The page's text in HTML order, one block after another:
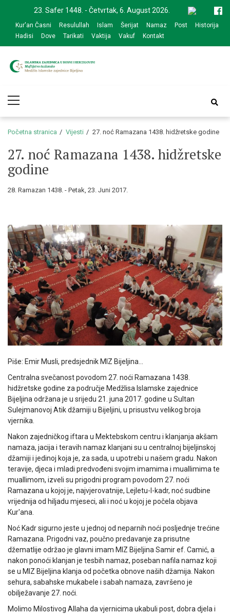
navigation
content
23. Safer 1448. - Četvrtak, 6. August 2026.
Kur'an Časni Resulullah Islam Šerijat Namaz Post
Historija
Hadisi
Dove Tarikati Vaktija Vakuf Kontakt
zajednice Bijeljina
Menu
Početna stranica Vijesti 27. noć Ramazana 1438. hidžretske godine
27. noć Ramazana 1438. hidžretske
godine
28. Ramazan 1438. - Petak, 23. Juni 2017.
Piše: Emir Musli, predsjednik MIZ Bijeljina…
Centralna svečanost povodom 27. noći Ramazana 1438.
hidžretske godine za područje Medžlisa Islamske zajednice
Bijeljina održana je u srijedu 21. juna 2017. godine u Sultan
Sulejmanovoj Atik džamiji u Bijeljini, u prisustvu velikog broja
vjernika.
Nakon zajedničkog iftara u Mektebskom centru i klanjanja akšam
namaza, jacija i teravih namaz klanjani su u centralnoj bijeljinskoj
džamiji i jedinoj koja je, za sada, u upotrebi u našem gradu. Nakon
teravije, djeca i mladi predvođeni svojim imamima i muallimima te
muallimom, izveli su prigodni program povodom 27. noći
Ramazana u kojoj je, najvjerovatnije, Lejletu-l-kadr, noć sudbine
vrijednija od hiljadu mjeseci, ali i noć u kojoj je počela objava
Kur'ana.
Noć Kadr sigurno jeste u jednoj od neparnih noći posljednje trećine
Ramazana. Prigodni vaz, poučno predavanje za prisutne
džematlije održao je glavni imam MIZ Bijeljina Samir ef. Camić, a
nakon ponoći klanjan je tesbih namaz, poseban nafila namaz koji
se u MIZ Bijeljina klanja od početka obnove naših džamija. Nakon
sehura, sabahske mukabele i sabah namaza, završeno je
obilježavanje 27. noći.
Molimo Milostivog Allaha da vjernicima ukabuli post, dobra djela i